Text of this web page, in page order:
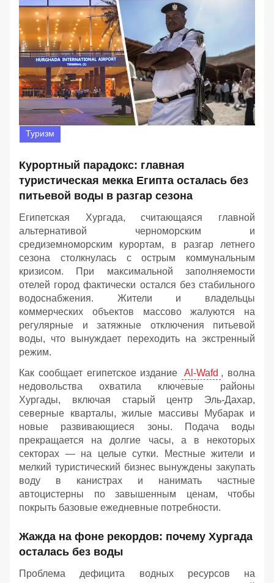
Туризм
Курортный парадокс: главная
туристическая мекка Египта осталась без
питьевой воды в разгар сезона
Египетская Хургада, считающаяся главной
альтернативой черноморским и
средиземноморским курортам, в разгар летнего
сезона столкнулась с острым коммунальным
кризисом. При максимальной заполняемости
отелей город фактически остался без стабильного
водоснабжения. Жители и владельцы
коммерческих объектов массово жалуются на
регулярные и затяжные отключения питьевой
воды, что вынуждает переходить на экстренный
режим.
Как сообщает египетское издание
Al-Wafd , волна
недовольства охватила ключевые районы
Хургады, включая старый центр Эль-Дахар,
северные кварталы, жилые массивы Мубарак и
новые развивающиеся зоны. Подача воды
прекращается на долгие часы, а в некоторых
секторах — на целые сутки. Местные жители и
мелкий туристический бизнес вынуждены закупать
воду в канистрах и нанимать частные
автоцистерны по завышенным ценам, чтобы
покрыть базовые ежедневные потребности.
Жажда на фоне рекордов: почему Хургада
осталась без воды
Проблема дефицита водных ресурсов на